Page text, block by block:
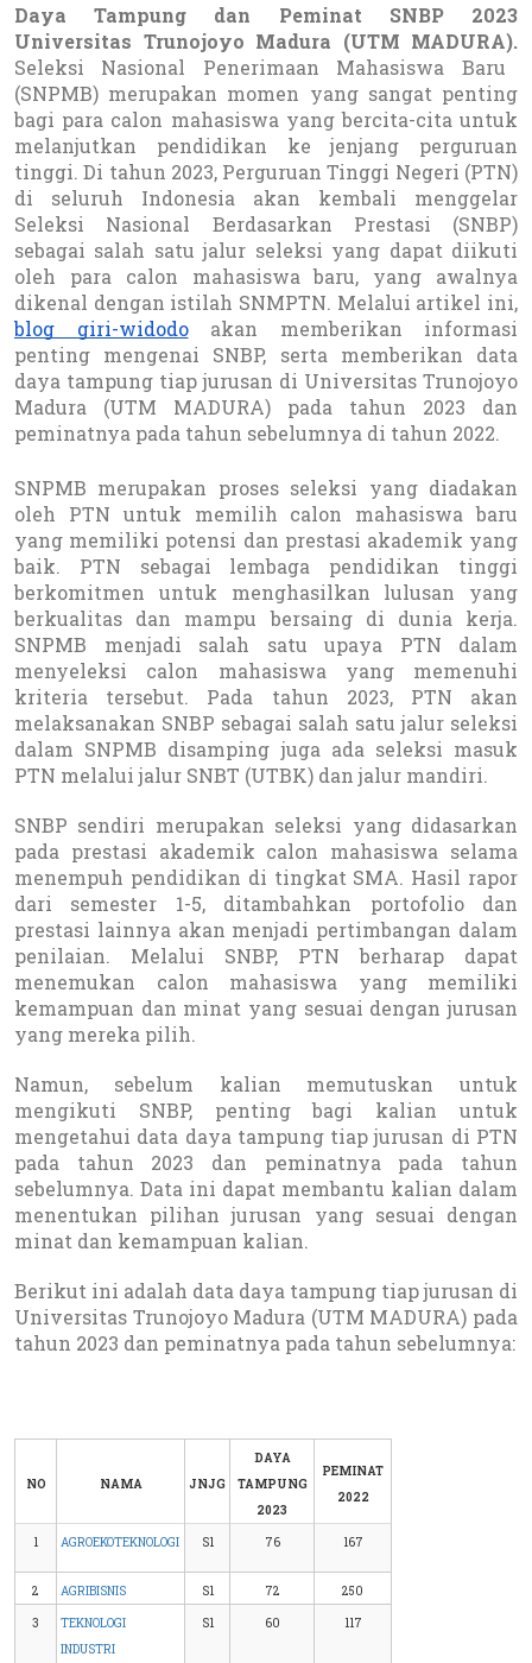
Daya Tampung dan Peminat SNBP 2023
Universitas Trunojoyo Madura (UTM MADURA).
Seleksi Nasional Penerimaan Mahasiswa Baru
(SNPMB) merupakan momen yang sangat penting
bagi para calon mahasiswa yang bercita-cita untuk
melanjutkan pendidikan ke jenjang perguruan
tinggi. Di tahun 2023, Perguruan Tinggi Negeri (PTN)
di seluruh Indonesia akan kembali menggelar
Seleksi Nasional Berdasarkan Prestasi (SNBP)
sebagai salah satu jalur seleksi yang dapat diikuti
oleh para calon mahasiswa baru, yang awalnya
dikenal dengan istilah SNMPTN. Melalui artikel ini,
blog giri-widodoakan memberikan informasi
penting mengenai SNBP, serta memberikan data
daya tampung tiap jurusan di Universitas Trunojoyo
Madura (UTM MADURA) pada tahun 2023 dan
peminatnya pada tahun sebelumnya di tahun 2022.
SNPMB merupakan proses seleksi yang diadakan
oleh PTN untuk memilih calon mahasiswa baru
yang memiliki potensi dan prestasi akademik yang
baik. PTN sebagai lembaga pendidikan tinggi
berkomitmen untuk menghasilkan lulusan yang
berkualitas dan mampu bersaing di dunia kerja.
SNPMB menjadi salah satu upaya PTN dalam
menyeleksi calon mahasiswa yang memenuhi
kriteria tersebut. Pada tahun 2023, PTN akan
melaksanakan SNBP sebagai salah satu jalur seleksi
dalam SNPMB disamping juga ada seleksi masuk
PTN melalui jalur SNBT (UTBK) dan jalur mandiri.
SNBP sendiri merupakan seleksi yang didasarkan
pada prestasi akademik calon mahasiswa selama
menempuh pendidikan di tingkat SMA. Hasil rapor
dari semester 1-5, ditambahkan portofolio dan
prestasi lainnya akan menjadi pertimbangan dalam
penilaian. Melalui SNBP, PTN berharap dapat
menemukan calon mahasiswa yang memiliki
kemampuan dan minat yang sesuai dengan jurusan
yang mereka pilih.
Namun, sebelum kalian memutuskan untuk
mengikuti SNBP, penting bagi kalian untuk
mengetahui data daya tampung tiap jurusan di PTN
pada tahun 2023 dan peminatnya pada tahun
sebelumnya. Data ini dapat membantu kalian dalam
menentukan pilihan jurusan yang sesuai dengan
minat dan kemampuan kalian.
Berikut ini adalah data daya tampung tiap jurusan di
Universitas Trunojoyo Madura (UTM MADURA) pada
tahun 2023 dan peminatnya pada tahun sebelumnya:
NO NAMA JNJG
DAYA
TAMPUNG
2023
PEMINAT
2022
1 AGROEKOTEKNOLOGI S1 76 167
2 AGRIBISNIS S1 72 250
3
TEKNOLOGI
INDUSTRI
S1 60 117